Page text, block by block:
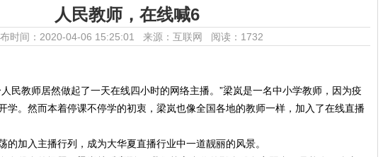
人民教师，在线喊6
时间：2020-04-06 15:25:01 来源：互联网 阅读：1732
民教师居然做起了一天在线四小时的网络主播。”梁岚是一名中小学教师，因为疫
学。然而本着停课不停学的初衷，梁岚也像全国各地的教师一样，加入了在线直播
的加入主播行列，成为大华夏直播行业中一道靓丽的风景。